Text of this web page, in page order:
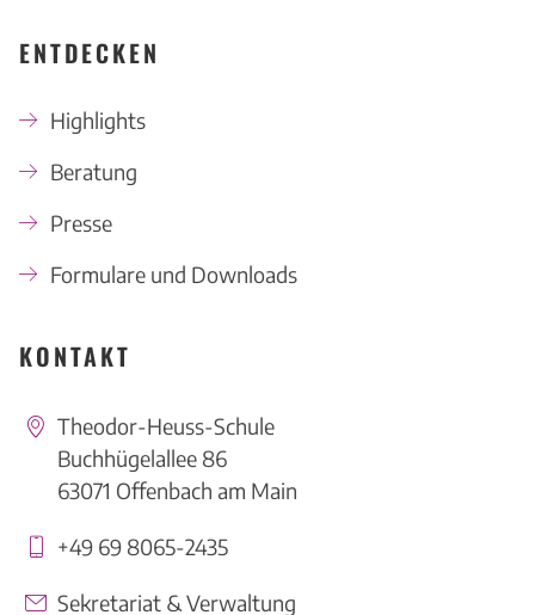
ENTDECKEN
Highlights
Beratung
Presse
Formulare und Downloads
KONTAKT
Theodor-Heuss-Schule
Buchhügelallee 86
63071 Offenbach am Main
+49 69 8065-2435
Sekretariat & Verwaltung